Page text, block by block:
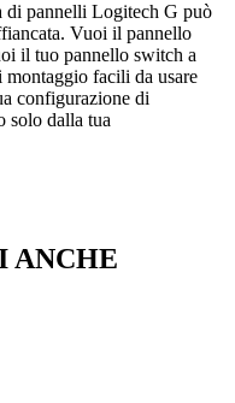
di pannelli Logitech G può
Vuoi il pannello
il tuo pannello switch a
facili da usare
configurazione di
solo dalla tua
ANCHE